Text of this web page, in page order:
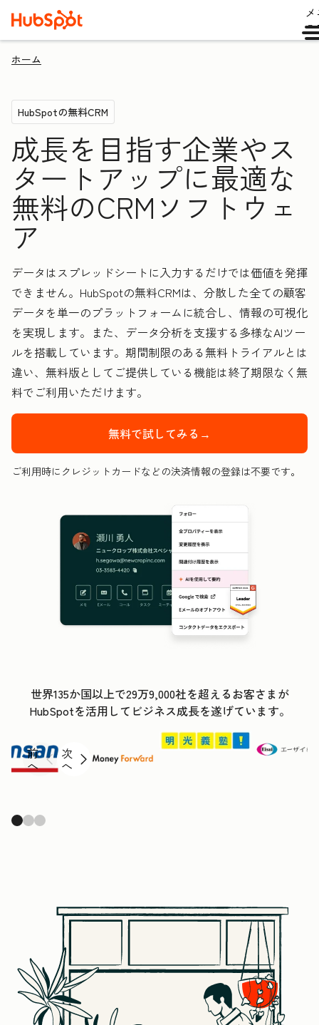
ホーム
HubSpotの無料CRM
成長を目指す企業やス
タートアップに最適な
無料のCRMソフトウェ
ア
データはスプレッドシートに入力するだけでは価値を発揮
できません。HubSpotの無料CRMは、分散した全ての顧客
データを単一のプラットフォームに統合し、情報の可視化
を実現します。また、データ分析を支援する多様なAIツー
ルを搭載しています。期間制限のある無料トライアルとは
違い、無料版としてご提供している機能は終了期限なく無
料でご利用いただけます。
無料で試してみる→
ご利用時にクレジットカードなどの決済情報の登録は不要です。
世界135か国以上で29万9,000社を超えるお客さまが
HubSpotを活用してビジネス成長を遂げています。
前
へ
次
へ